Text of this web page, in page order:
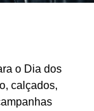
e pro-
vão ganhar
o Dia dos
calçados,